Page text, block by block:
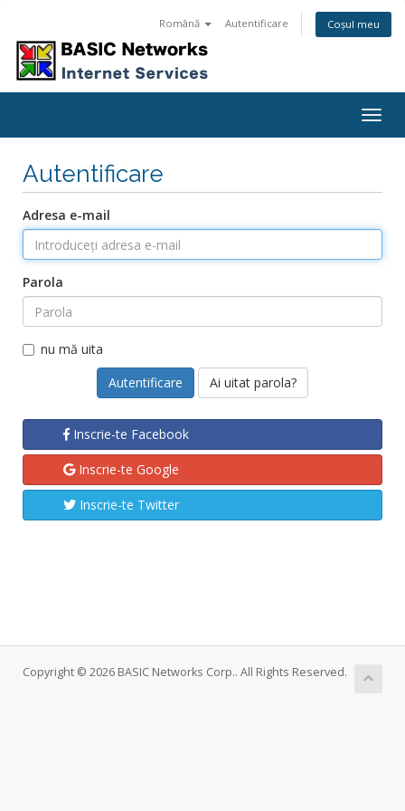
Română Autentificare Coșul meu
Autentificare
Adresa e-mail
Parola
nu mă uita
Ai uitat parola?
Inscrie-te Facebook
Inscrie-te Google
Inscrie-te Twitter
Copyright © 2026 BASIC Networks Corp.. All Rights Reserved.